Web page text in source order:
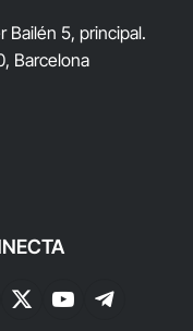
Bailén 5, principal.
Barcelona
X
YouTubeTelegram